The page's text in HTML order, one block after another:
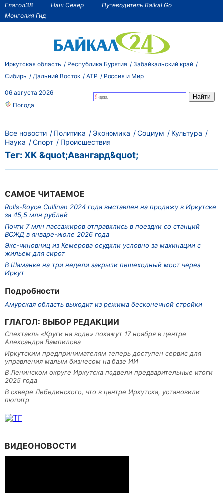
Глагол38 Наш Север
Путеводитель Baikal Go
Монголия Гид
Иркутская область Республика Бурятия
Забайкальский край
Сибирь
Дальний Восток АТР Россия и Мир
06 августа 2026
Погода
САМОЕ ЧИТАЕМОЕ
Rolls-Royce Cullinan 2024 года выставлен на продажу в Иркутске
за 45,5 млн рублей
Почти 7 млн пассажиров отправились в поездки со станций
ВСЖД в январе-июле 2026 года
Экс-чиновниц из Кемерова осудили условно за махинации с
жильем для сирот
В Шаманке на три недели закрыли пешеходный мост через
Иркут
Подробности
Амурская область выходит из режима бесконечной стройки
ГЛАГОЛ: ВЫБОР РЕДАКЦИИ
Спектакль «Круги на воде» покажут 17 ноября в центре
Александра Вампилова
Иркутским предпринимателям теперь доступен сервис для
управления малым бизнесом на базе ИИ
В Ленинском округе Иркутска подвели предварительные итоги
2025 года
В сквере Лебединского, что в центре Иркутска, установили
пюпитр
Все новости Политика Экономика Социум
Культура
Наука
Спорт Происшествия
Тег: ХК &quot;Авангард&quot;
ВИДЕОНОВОСТИ